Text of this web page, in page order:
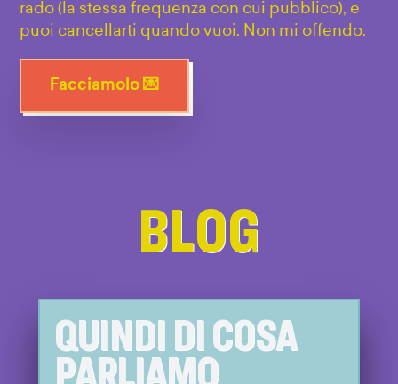
rado (la stessa frequenza con cui pubblico), e
puoi cancellarti quando vuoi. Non mi offendo.
Facciamolo 💌
BLOG
QUINDI DI COSA
PARLIAMO